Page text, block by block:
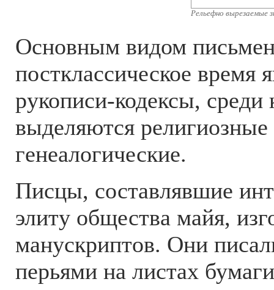
Рельефно вырезаемые
Основным видом
постклассическое время
рукописи-кодексы, среди
выделяются
генеалогические.
Писцы, составлявшие
элиту общества майя,
манускриптов. Они
перьями на листах